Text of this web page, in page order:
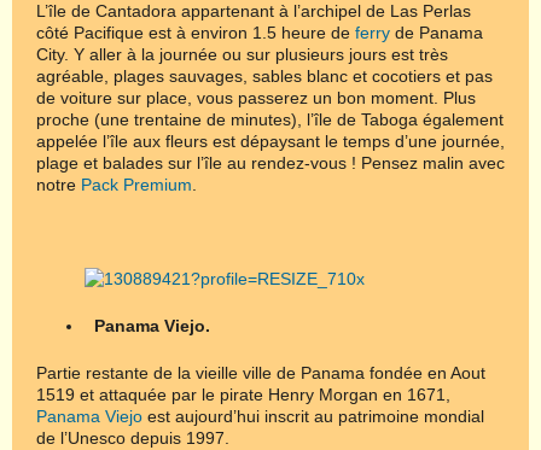
L’île de Cantadora appartenant à l’archipel de Las Perlas
côté Pacifique est à environ 1.5 heure de ferry de Panama
City. Y aller à la journée ou sur plusieurs jours est très
agréable, plages sauvages, sables blanc et cocotiers et pas
de voiture sur place, vous passerez un bon moment. Plus
proche (une trentaine de minutes), l’île de Taboga également
appelée l’île aux fleurs est dépaysant le temps d’une journée,
plage et balades sur l’île au rendez-vous ! Pensez malin avec
notre Pack Premium.
Panama Viejo.
Partie restante de la vieille ville de Panama fondée en Aout
1519 et attaquée par le pirate Henry Morgan en 1671,
Panama Viejo est aujourd’hui inscrit au patrimoine mondial
de l’Unesco depuis 1997.